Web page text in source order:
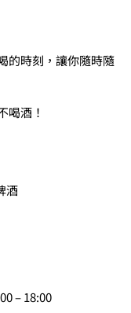
的時刻，讓你隨時隨
喝酒！
酒
– 18:00